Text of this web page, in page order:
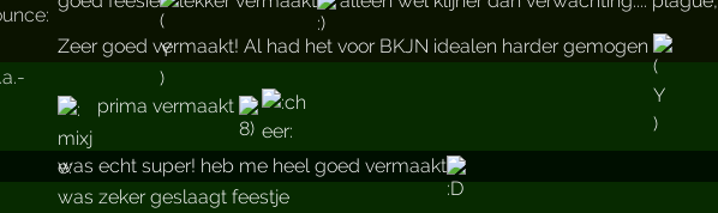
Zeer goed vermaakt! Al had het voor BKJN idealen harder gemogen
prima vermaakt
was echt super! heb me heel goed vermaakt
was zeker geslaagt feestje